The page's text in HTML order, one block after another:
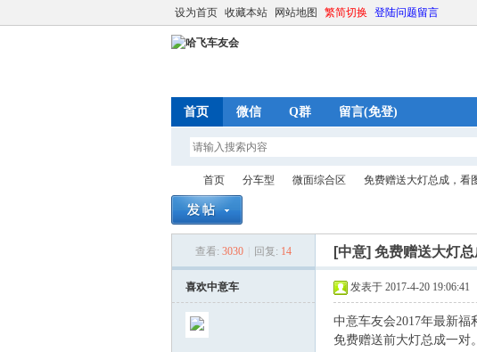
设为首页 收藏本站 网站地图 繁简切换 登陆问题留言
首页 微信 Q群 留言(免登)
首页
›
分车型
›
微面综合区
›
免费赠送大灯总成，看
查看: 3030 回复: 14 [中意] 免费赠送大灯总
喜欢中意车 发表于 2017-4-20 19:06:41
中意车友会2017年最新福
免费赠送前大灯总成一对。